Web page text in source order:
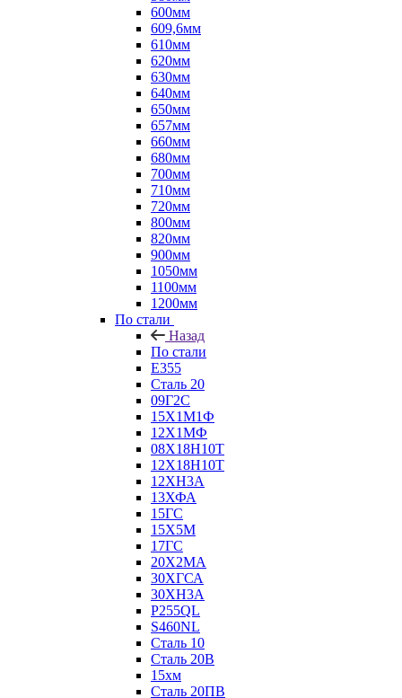
600мм
609,6мм
610мм
620мм
630мм
640мм
650мм
657мм
660мм
680мм
700мм
710мм
720мм
800мм
820мм
900мм
1050мм
1100мм
1200мм
По стали
Назад
По стали
E355
Сталь 20
09Г2С
15Х1М1Ф
12Х1МФ
08Х18Н10Т
12Х18Н10Т
12ХН3А
13ХФА
15ГС
15Х5М
17ГС
20Х2МА
30ХГСА
30ХН3А
P255QL
S460NL
Сталь 10
Сталь 20В
15хм
Сталь 20ПВ